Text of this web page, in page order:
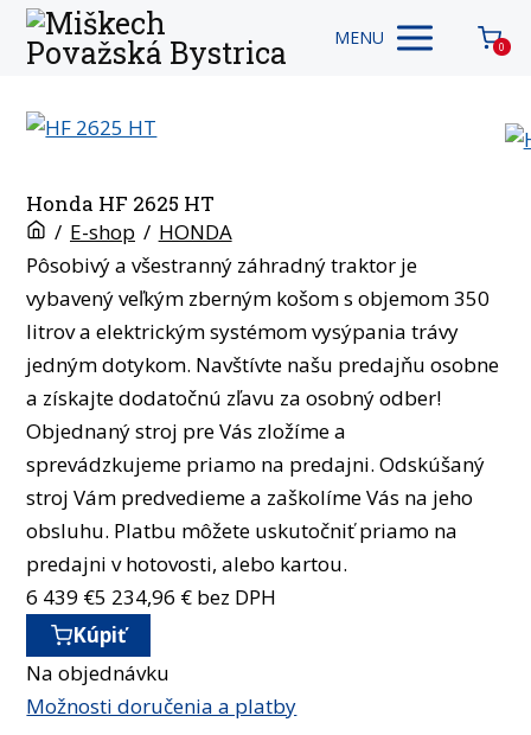
MENU 0
Honda HF 2625 HT
/ E-shop / HONDA
Pôsobivý a všestranný záhradný traktor je
vybavený veľkým zberným košom s objemom 350
litrov a elektrickým systémom vysýpania trávy
jedným dotykom. Navštívte našu predajňu osobne
a získajte dodatočnú zľavu za osobný odber!
Objednaný stroj pre Vás zložíme a
sprevádzkujeme priamo na predajni. Odskúšaný
stroj Vám predvedieme a zaškolíme Vás na jeho
obsluhu. Platbu môžete uskutočniť priamo na
predajni v hotovosti, alebo kartou.
6 439 €5 234,96 € bez DPH
Kúpiť
Na objednávku
Možnosti doručenia a platby